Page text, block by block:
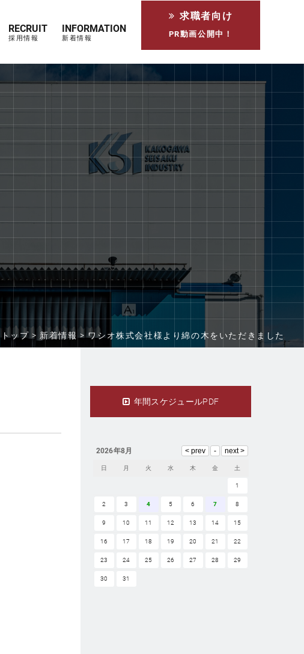
採用情報
RECRUIT
新着情報
INFORMATION
求職者向け
PR動画公開中！
トップ > 新着情報 >ワシオ株式会社様より綿の木をいただきました
年間スケジュールPDF
2026年8月
日 月 火 水 木 金 土
1
2 3 4 5 6 7 8
9 10 11 12 13 14 15
16 17 18 19 20 21 22
23 24 25 26 27 28 29
30 31